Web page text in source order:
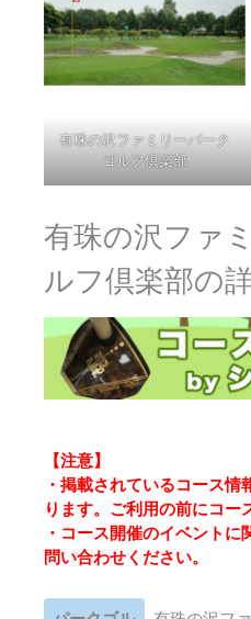
有珠の沢ファミリーパーク
ゴルフ倶楽部
有珠の沢ファ
ルフ倶楽部の
【注意】
・掲載されているコース
ります。ご利用の前にコー
・コース開催のイベント
問い合わせください。